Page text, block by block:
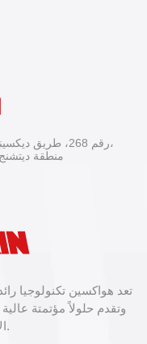
تعد هواكسين تكنولوجيا
وتقدم حلولاً مؤتمتة
الآلي عبر الابتكار.
رقم 268، طريق ديكسينغ الشمالي، مكتب منطقة تيانغو الفرعي،
منطقة